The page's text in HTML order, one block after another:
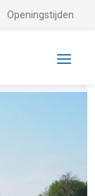
Openingstijden